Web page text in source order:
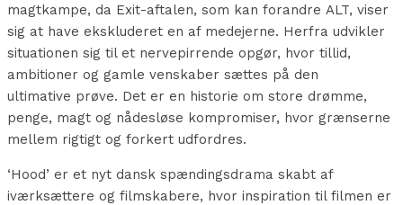
magtkampe, da Exit-aftalen, som kan forandre ALT, viser
sig at have ekskluderet en af medejerne. Herfra udvikler
situationen sig til et nervepirrende opgør, hvor tillid,
ambitioner og gamle venskaber sættes på den
ultimative prøve. Det er en historie om store drømme,
penge, magt og nådesløse kompromiser, hvor grænserne
mellem rigtigt og forkert udfordres.
‘Hood’ er et nyt dansk spændingsdrama skabt af
iværksættere og filmskabere, hvor inspiration til filmen er